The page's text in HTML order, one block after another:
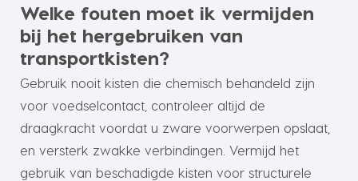
Welke fouten moet ik vermijden
bij het hergebruiken van
transportkisten?
Gebruik nooit kisten die chemisch behandeld zijn
voor voedselcontact, controleer altijd de
draagkracht voordat u zware voorwerpen opslaat,
en versterk zwakke verbindingen. Vermijd het
gebruik van beschadigde kisten voor structurele